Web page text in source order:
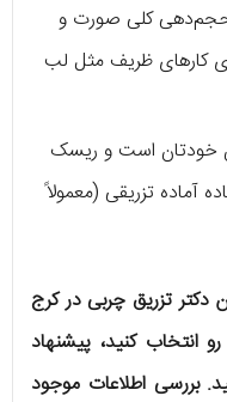
حجم‌دهی کلی صورت و
کارهای ظریف مثل لب
خودتان است و ریسک
آماده‌ تزریقی (معمولاً
دکتر تزریق چربی در کرج
انتخاب کنید، پیشنهاد
بررسی اطلاعات موجود